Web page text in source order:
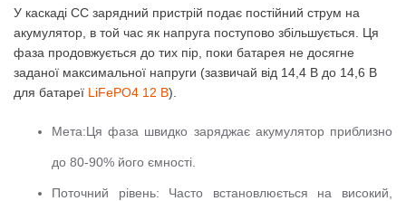
У каскаді CC зарядний пристрій подає постійний струм на
акумулятор, в той час як напруга поступово збільшується. Ця
фаза продовжується до тих пір, поки батарея не досягне
заданої максимальної напруги (зазвичай від 14,4 В до 14,6 В
для батареї LiFePO4 12 В).
Мета:Ця фаза швидко заряджає акумулятор приблизно
до 80-90% його ємності.
Поточний рівень: Часто встановлюється на високий,